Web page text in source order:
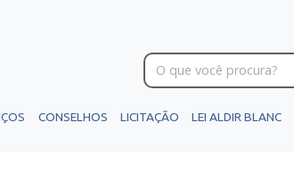
CONSELHOS LICITAÇÃO LEI ALDIR BLANC